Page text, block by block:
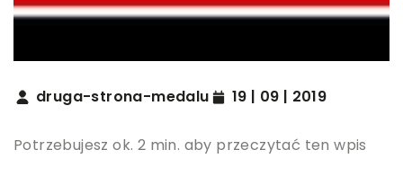
druga-strona-medalu 19 | 09 | 2019
Potrzebujesz ok. 2 min. aby przeczytać ten wpis